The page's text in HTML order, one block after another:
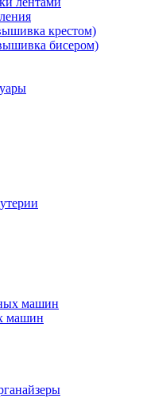
крестом)
бисером)
машин
машин